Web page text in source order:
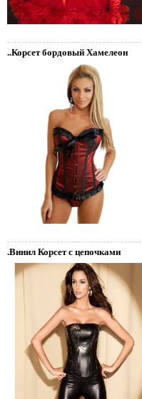
..Корсет бордовый Хамелеон
.Винил Корсет с цепочками